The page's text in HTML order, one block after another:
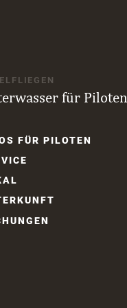
für Piloten
FÜR PILOTEN